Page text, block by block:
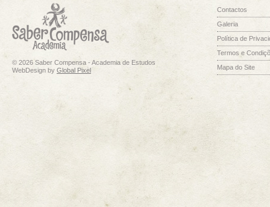
© 2026 Saber Compensa - Academia de Estudos
WebDesign by Global Pixel
Contactos
Galeria
Política de
Termos e
Mapa do Site